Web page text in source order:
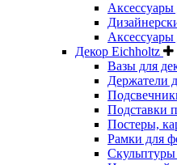
Аксессуары
Аксессуары
Декор Eichholtz
Вазы для
Держатели
Подставки
Постеры,
Рамки для